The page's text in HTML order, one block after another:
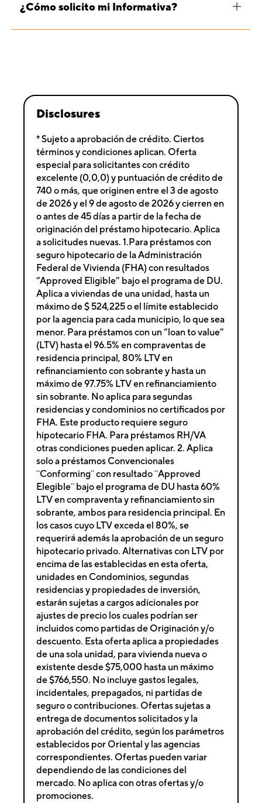
¿Cómo solicito mi Informativa?
Disclosures
* Sujeto a aprobación de crédito. Ciertos
términos y condiciones aplican. Oferta
especial para solicitantes con crédito
excelente (0,0,0) y puntuación de crédito de
740 o más, que originen entre el 3 de agosto
de 2026 y el 9 de agosto de 2026 y cierren en
o antes de 45 días a partir de la fecha de
originación del préstamo hipotecario. Aplica
a solicitudes nuevas. 1.Para préstamos con
seguro hipotecario de la Administración
Federal de Vivienda (FHA) con resultados
“Approved Eligible” bajo el programa de DU.
Aplica a viviendas de una unidad, hasta un
máximo de $ 524,225 o el límite establecido
por la agencia para cada municipio, lo que sea
menor. Para préstamos con un “loan to value”
(LTV) hasta el 96.5% en compraventas de
residencia principal, 80% LTV en
refinanciamiento con sobrante y hasta un
máximo de 97.75% LTV en refinanciamiento
sin sobrante. No aplica para segundas
residencias y condominios no certificados por
FHA. Este producto requiere seguro
hipotecario FHA. Para préstamos RH/VA
otras condiciones pueden aplicar. 2. Aplica
solo a préstamos Convencionales
¨Conforming¨ con resultado ¨Approved
Elegible¨ bajo el programa de DU hasta 60%
LTV en compraventa y refinanciamiento sin
sobrante, ambos para residencia principal. En
los casos cuyo LTV exceda el 80%, se
requerirá además la aprobación de un seguro
hipotecario privado. Alternativas con LTV por
encima de las establecidas en esta oferta,
unidades en Condominios, segundas
residencias y propiedades de inversión,
estarán sujetas a cargos adicionales por
ajustes de precio los cuales podrían ser
incluidos como partidas de Originación y/o
descuento. Esta oferta aplica a propiedades
de una sola unidad, para vivienda nueva o
existente desde $75,000 hasta un máximo
de $766,550. No incluye gastos legales,
incidentales, prepagados, ni partidas de
seguro o contribuciones. Ofertas sujetas a
entrega de documentos solicitados y la
aprobación del crédito, según los parámetros
establecidos por Oriental y las agencias
correspondientes. Ofertas pueden variar
dependiendo de las condiciones del
mercado. No aplica con otras ofertas y/o
promociones.